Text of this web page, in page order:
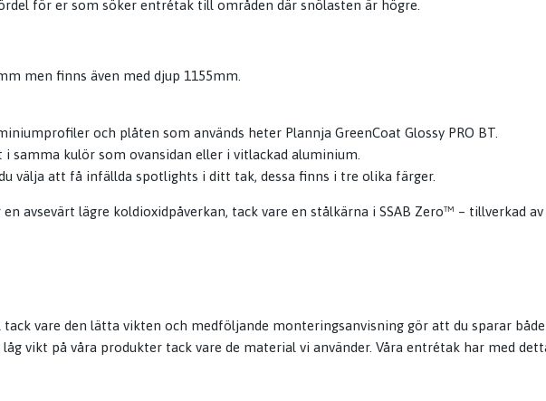
för er som söker entrétak till områden där snölasten är högre.
men finns även med djup 1155mm.
och plåten som används heter Plannja GreenCoat Glossy PRO BT.
samma kulör som ovansidan eller i vitlackad aluminium.
välja att få infällda spotlights i ditt tak, dessa finns i tre olika färger.
avsevärt lägre koldioxidpåverkan, tack vare en stålkärna i SSAB Zero™ – tillverkad
vare den lätta vikten och medföljande monteringsanvisning gör att du sparar
vikt på våra produkter tack vare de material vi använder. Våra entrétak har med